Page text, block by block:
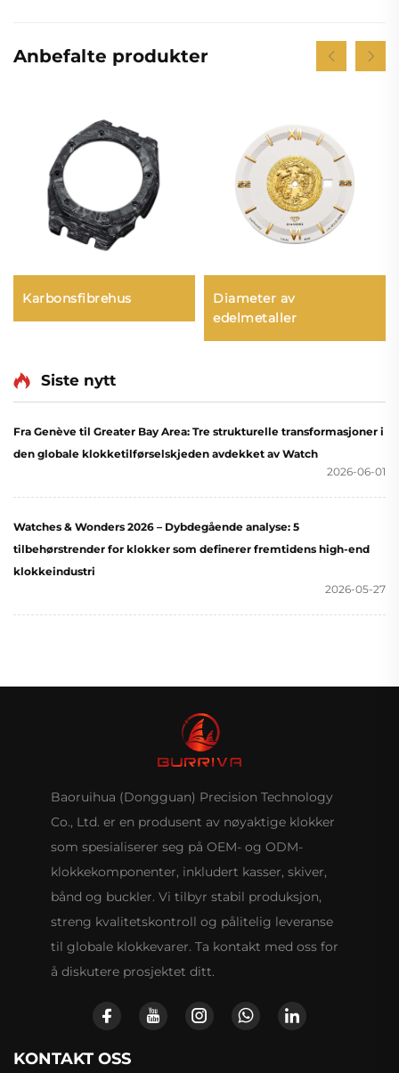
Anbefalte produkter
Karbonsfibrehus
Diameter av
edelmetaller
Siste nytt
Fra Genève til Greater Bay Area: Tre strukturelle transformasjoner i
den globale klokketilførselskjeden avdekket av Watch
2026-06-01
Watches & Wonders 2026 – Dybdegående analyse: 5
tilbehørstrender for klokker som definerer fremtidens high-end
klokkeindustri
2026-05-27
Baoruihua (Dongguan) Precision Technology
Co., Ltd. er en produsent av nøyaktige klokker
som spesialiserer seg på OEM- og ODM-
klokkekomponenter, inkludert kasser, skiver,
bånd og buckler. Vi tilbyr stabil produksjon,
streng kvalitetskontroll og pålitelig leveranse
til globale klokkevarer. Ta kontakt med oss for
å diskutere prosjektet ditt.
KONTAKT OSS